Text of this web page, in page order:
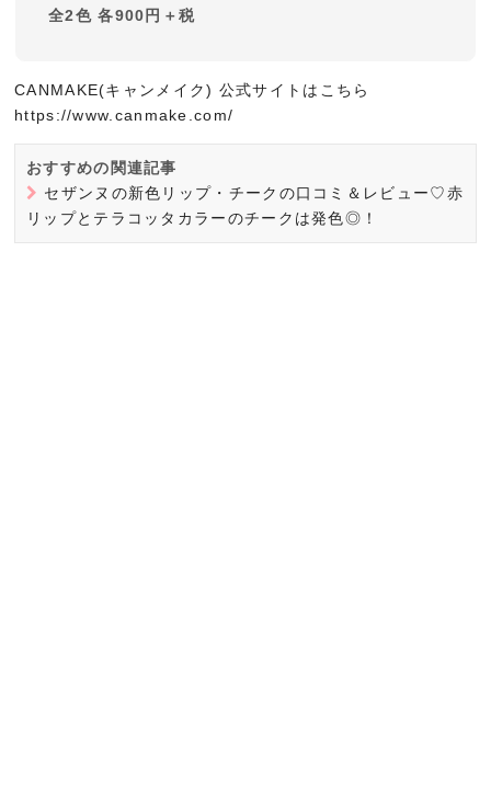
全2色 各900円＋税
CANMAKE(キャンメイク) 公式サイトはこちら
https://www.canmake.com/
おすすめの関連記事
セザンヌの新色リップ・チークの口コミ＆レビュー♡赤
リップとテラコッタカラーのチークは発色◎！